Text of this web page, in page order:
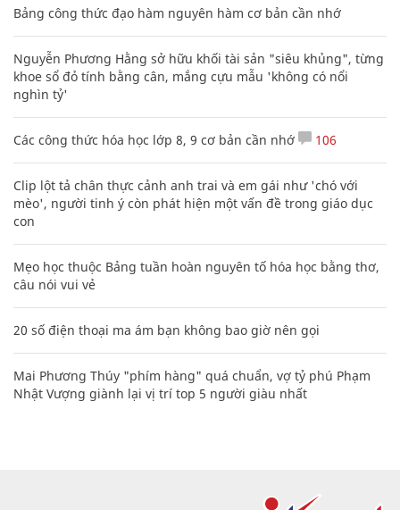
Bảng công thức đạo hàm nguyên hàm cơ bản cần nhớ
Nguyễn Phương Hằng sở hữu khối tài sản "siêu khủng", từng
khoe sổ đỏ tính bằng cân, mắng cựu mẫu 'không có nổi
nghìn tỷ'
Các công thức hóa học lớp 8, 9 cơ bản cần nhớ 106
Clip lột tả chân thực cảnh anh trai và em gái như 'chó với
mèo', người tinh ý còn phát hiện một vấn đề trong giáo dục
con
Mẹo học thuộc Bảng tuần hoàn nguyên tố hóa học bằng thơ,
câu nói vui vẻ
20 số điện thoại ma ám bạn không bao giờ nên gọi
Mai Phương Thúy "phím hàng" quá chuẩn, vợ tỷ phú Phạm
Nhật Vượng giành lại vị trí top 5 người giàu nhất